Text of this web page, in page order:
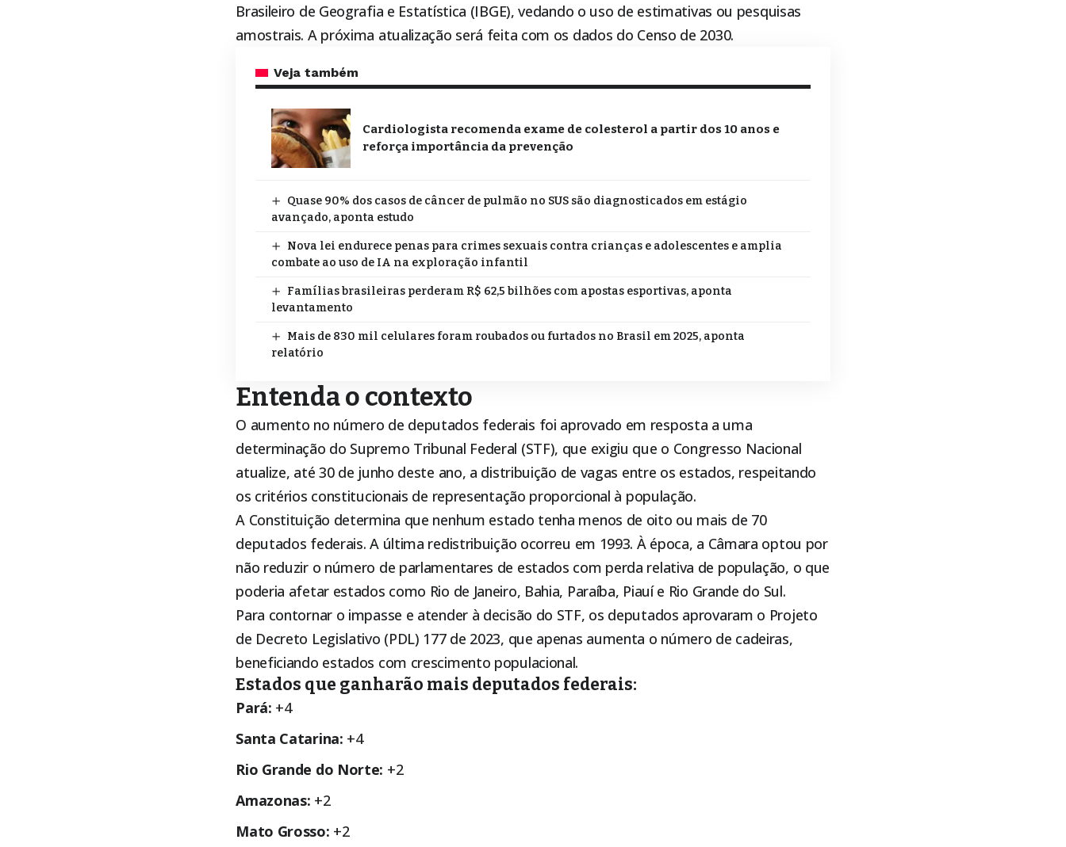
Brasileiro de Geografia e Estatística (IBGE), vedando o uso de estimativas ou pesquisas
amostrais. A próxima atualização será feita com os dados do Censo de 2030.
Veja também
Cardiologista recomenda exame de colesterol a partir dos 10 anos e
reforça importância da prevenção
Quase 90% dos casos de câncer de pulmão no SUS são diagnosticados em estágio
avançado, aponta estudo
Nova lei endurece penas para crimes sexuais contra crianças e adolescentes e amplia
combate ao uso de IA na exploração infantil
Famílias brasileiras perderam R$ 62,5 bilhões com apostas esportivas, aponta
levantamento
Mais de 830 mil celulares foram roubados ou furtados no Brasil em 2025, aponta
relatório
Entenda o contexto
O aumento no número de deputados federais foi aprovado em resposta a uma
determinação do Supremo Tribunal Federal (STF), que exigiu que o Congresso Nacional
atualize, até 30 de junho deste ano, a distribuição de vagas entre os estados, respeitando
os critérios constitucionais de representação proporcional à população.
A Constituição determina que nenhum estado tenha menos de oito ou mais de 70
deputados federais. A última redistribuição ocorreu em 1993. À época, a Câmara optou por
não reduzir o número de parlamentares de estados com perda relativa de população, o que
poderia afetar estados como Rio de Janeiro, Bahia, Paraíba, Piauí e Rio Grande do Sul.
Para contornar o impasse e atender à decisão do STF, os deputados aprovaram o Projeto
de Decreto Legislativo (PDL) 177 de 2023, que apenas aumenta o número de cadeiras,
beneficiando estados com crescimento populacional.
Estados que ganharão mais deputados federais:
Pará: +4
Santa Catarina: +4
Rio Grande do Norte: +2
Amazonas: +2
Mato Grosso: +2